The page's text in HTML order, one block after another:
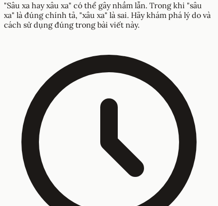
"Sâu xa hay xâu xa" có thể gây nhầm lẫn. Trong khi "sâu
xa" là đúng chính tả, "xâu xa" là sai. Hãy khám phá lý do và
cách sử dụng đúng trong bài viết này.